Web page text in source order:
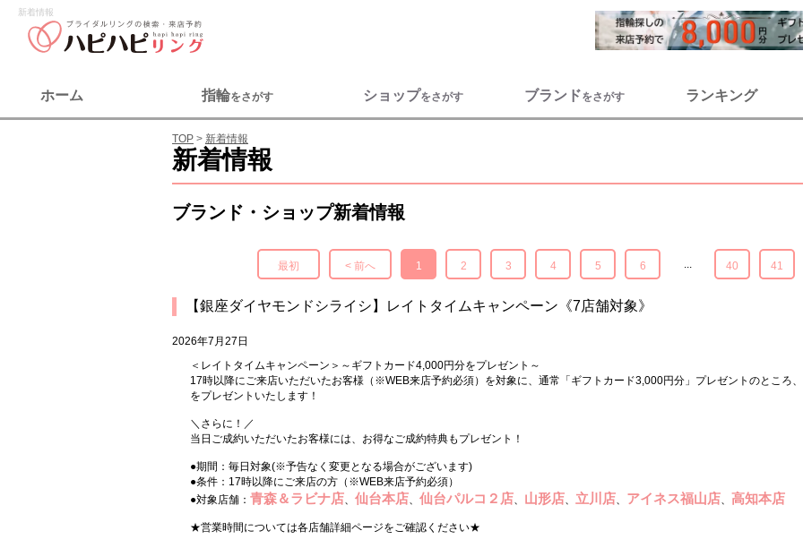
新着情報
ホーム 指輪をさがす ショップをさがす ブランドをさがす ランキング
TOP 新着情報
新着情報
ブランド・ショップ新着情報
最初 < 前へ 1 2 3 4 5 6 ... 40 41
【銀座ダイヤモンドシライシ】レイトタイムキャンペーン《7店舗対象》
2026年7月27日
＜レイトタイムキャンペーン＞～ギフトカード4,000円分をプレゼント～
17時以降にご来店いただいたお客様（※WEB来店予約必須）を対象に、通常「ギフトカード3,000円分」プレゼントのところ
をプレゼントいたします！
＼さらに！／
当日ご成約いただいたお客様には、お得なご成約特典もプレゼント！
●期間：毎日対象(※予告なく変更となる場合がございます)
●条件：17時以降にご来店の方（※WEB来店予約必須）
●対象店舗： 青森＆ラビナ店、 仙台本店、 仙台パルコ２店、 山形店、 立川店、 アイネス福山店、 高知本店
★営業時間については各店舗詳細ページをご確認ください★